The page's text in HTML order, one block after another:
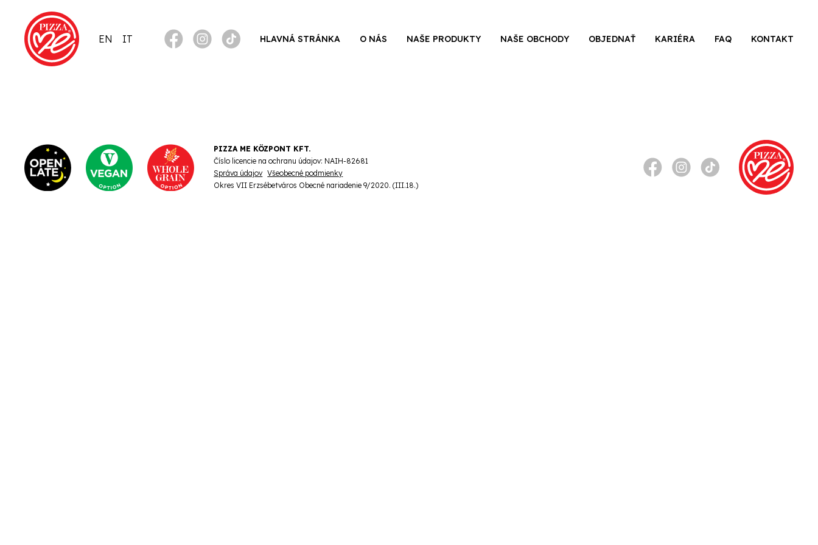
EN IT HLAVNÁ STRÁNKA O NÁS NAŠE PRODUKTY NAŠE OBCHODY OBJEDNAŤ KARIÉRA FAQ KONTAKT
PIZZA ME KÖZPONT KFT.
Číslo licencie na ochranu údajov: NAIH-82681
Správa údajov Všeobecné podmienky
Okres VII Erzsébetváros Obecné nariadenie 9/2020. (III.18.)